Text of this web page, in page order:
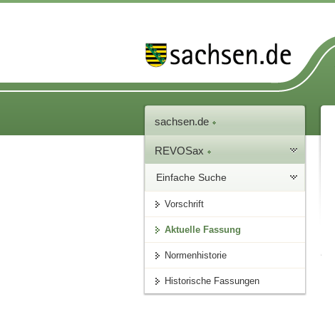
sachsen.de
REVOSax
Einfache Suche
Vorschrift
Aktuelle Fassung
Normenhistorie
Historische Fassungen